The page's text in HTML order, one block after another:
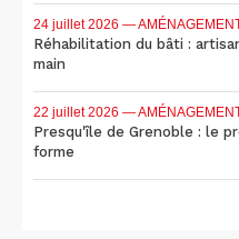
24 juillet 2026 —
Réhabilitation du bâti :
main
22 juillet 2026 —
Presqu'île de Grenoble : le
forme